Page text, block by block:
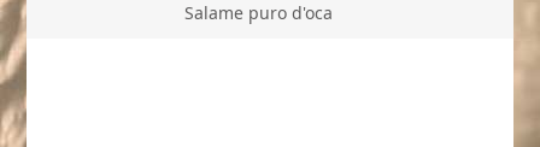
Salame puro d'oca